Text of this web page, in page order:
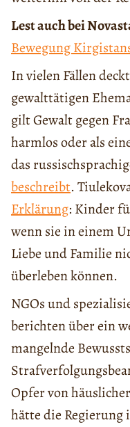
Lest auch bei
Bewegung
In vielen Fällen
gewalttätigen
gilt Gewalt gegen
harmlos oder als
das
beschreibt.
Erklärung: Kinder
wenn sie in einem
Liebe und Familie
überleben können.
NGOs und
berichten über ein
mangelnde
Opfer von
hätte die Regierung